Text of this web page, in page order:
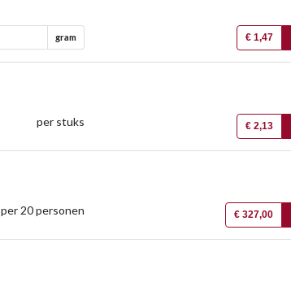
gram € 1,47
per stuks € 2,13
per 20 personen € 327,00